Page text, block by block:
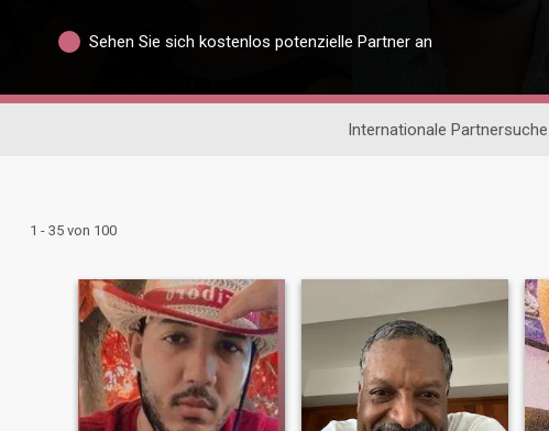
Sehen Sie sich kostenlos potenzielle Partner an
Internationale Partnersuche
1 - 35 von 100